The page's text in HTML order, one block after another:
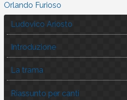
Orlando Furioso
Ludovico Ariosto
Introduzione
La trama
Riassunto per canti